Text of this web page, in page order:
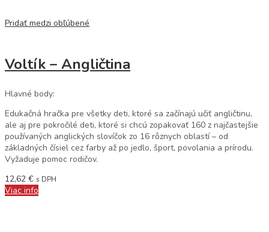
Pridať medzi obľúbené
Voltík – Angličtina
Hlavné body:
Edukačná hračka pre všetky deti, ktoré sa začínajú učiť angličtinu,
ale aj pre pokročilé deti, ktoré si chcú zopakovať 160 z najčastejšie
používaných anglických slovíčok zo 16 rôznych oblastí – od
základných čísiel cez farby až po jedlo, šport, povolania a prírodu.
Vyžaduje pomoc rodičov.
12,62 € s DPH
Viac info